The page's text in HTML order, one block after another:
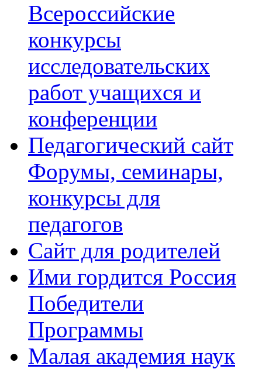
Всероссийские
конкурсы
исследовательских
работ учащихся и
конференции
Педагогический сайт
Форумы, семинары,
конкурсы для
педагогов
Сайт для родителей
Ими гордится Россия
Победители
Программы
Малая академия наук